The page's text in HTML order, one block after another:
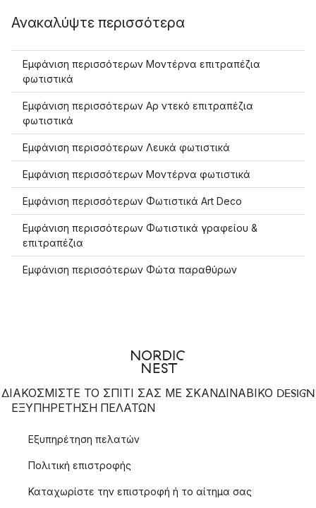
Ανακαλύψτε περισσότερα
Εμφάνιση περισσότερων Μοντέρνα επιτραπέζια
φωτιστικά
Εμφάνιση περισσότερων Αρ ντεκό επιτραπέζια
φωτιστικά
Εμφάνιση περισσότερων Λευκά φωτιστικά
Εμφάνιση περισσότερων Μοντέρνα φωτιστικά
Εμφάνιση περισσότερων Φωτιστικά Art Deco
Εμφάνιση περισσότερων Φωτιστικά γραφείου &
επιτραπέζια
Εμφάνιση περισσότερων Φώτα παραθύρων
ΔΙΑΚΟΣΜΙΣΤΕ ΤΟ ΣΠΙΤΙ ΣΑΣ ΜΕ ΣΚΑΝΔΙΝΑΒΙΚΟ DESIGN
ΕΞΥΠΗΡΈΤΗΣΗ ΠΕΛΑΤΏΝ
Εξυπηρέτηση πελατών
Πολιτική επιστροφής
Καταχωρίστε την επιστροφή ή το αίτημα σας